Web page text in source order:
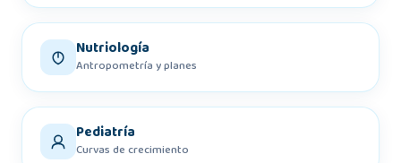
Nutriología
Antropometría y planes
Pediatría
Curvas de crecimiento